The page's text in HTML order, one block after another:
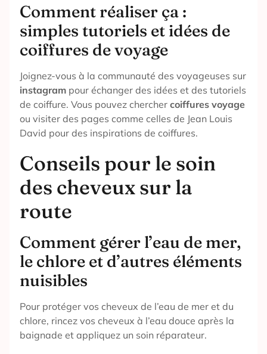
Comment réaliser ça :
simples tutoriels et idées de
coiffures de voyage
Joignez-vous à la communauté des voyageuses sur
instagrampour échanger des idées et des tutoriels
de coiffure. Vous pouvez chercher coiffures voyage
ou visiter des pages comme celles de Jean Louis
David pour des inspirations de coiffures.
Conseils pour le soin
des cheveux sur la
route
Comment gérer l’eau de mer,
le chlore et d’autres éléments
nuisibles
Pour protéger vos cheveux de l’eau de mer et du
chlore, rincez vos cheveux à l’eau douce après la
baignade et appliquez un soin réparateur.